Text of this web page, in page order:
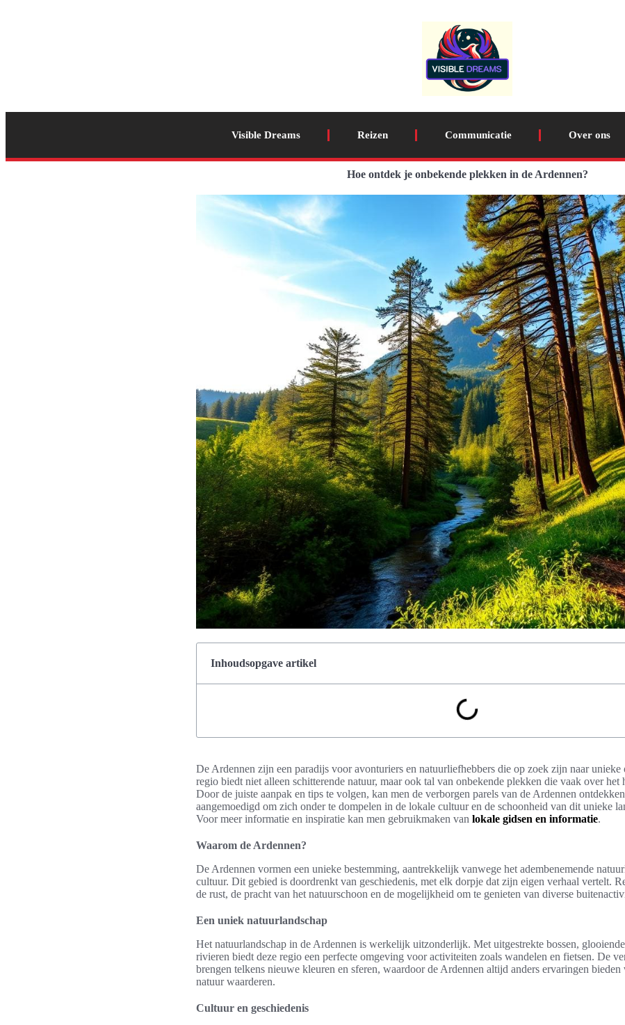
Visible Dreams Reizen Communicatie Over ons
Hoe ontdek je onbekende plekken in de Ardennen?
Inhoudsopgave artikel
De Ardennen zijn een paradijs voor avonturiers en natuurliefhebbers die op zoek zijn naar
regio biedt niet alleen schitterende natuur, maar ook tal van onbekende plekken die vaak over het
Door de juiste aanpak en tips te volgen, kan men de verborgen parels van de Ardennen
aangemoedigd om zich onder te dompelen in de lokale cultuur en de schoonheid van dit unieke
Voor meer informatie en inspiratie kan men gebruikmaken van lokale gidsen en informatie.
Waarom de Ardennen?
De Ardennen vormen een unieke bestemming, aantrekkelijk vanwege het adembenemende
cultuur. Dit gebied is doordrenkt van geschiedenis, met elk dorpje dat zijn eigen verhaal vertelt.
de rust, de pracht van het natuurschoon en de mogelijkheid om te genieten van diverse
Een uniek natuurlandschap
Het natuurlandschap in de Ardennen is werkelijk uitzonderlijk. Met uitgestrekte bossen,
rivieren biedt deze regio een perfecte omgeving voor activiteiten zoals wandelen en fietsen. De
brengen telkens nieuwe kleuren en sferen, waardoor de Ardennen altijd anders ervaringen bieden
natuur waarderen.
Cultuur en geschiedenis